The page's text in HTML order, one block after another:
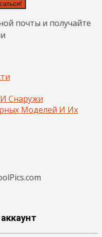
почты и получайте
Снаружи
Моделей И Их